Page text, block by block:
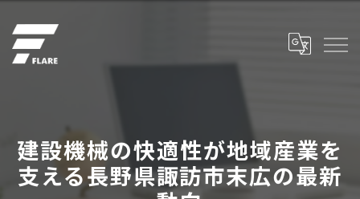
建設機械の快適性が地域産業を
支える長野県諏訪市末広の最新